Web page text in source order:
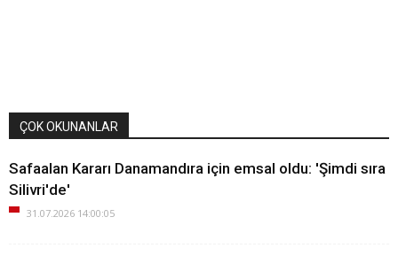
ÇOK OKUNANLAR
Safaalan Kararı Danamandıra için emsal oldu: 'Şimdi sıra
Silivri'de'
31.07.2026 14:00:05